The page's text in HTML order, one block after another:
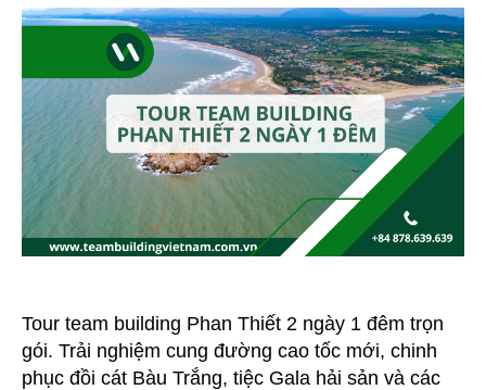
Phan
Thiết
Mũi
Né
2
Ngày
Tour team building Phan Thiết 2 ngày 1 đêm trọn
gói. Trải nghiệm cung đường cao tốc mới, chinh
phục đồi cát Bàu Trắng, tiệc Gala hải sản và các